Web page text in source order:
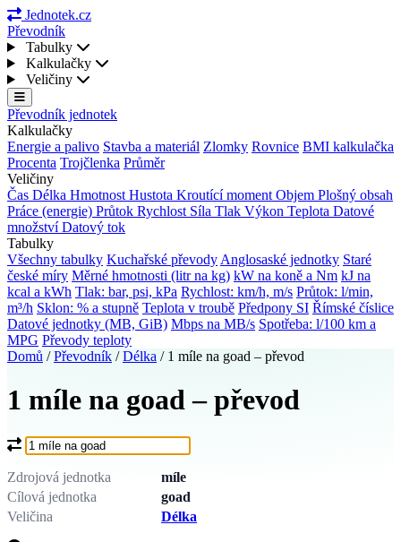
Jednotek.cz
Převodník
Tabulky
Kalkulačky
Veličiny
Převodník jednotek
Kalkulačky
Energie a palivo Stavba a materiál Zlomky Rovnice BMI kalkulačka
Procenta Trojčlenka Průměr
Veličiny
Čas Délka Hmotnost Hustota Kroutící moment Objem Plošný obsah
Práce (energie) Průtok Rychlost Síla Tlak Výkon Teplota Datové
množstvíDatový tok
Tabulky
Všechny tabulky Kuchařské převody Anglosaské jednotky Staré
české míry Měrné hmotnosti (litr na kg) kW na koně a Nm kJ na
kcal a kWh Tlak: bar, psi, kPa Rychlost: km/h, m/s Průtok: l/min,
m³/h Sklon: % a stupně Teplota v troubě Předpony SI Římské číslice
Datové jednotky (MB, GiB) Mbps na MB/s Spotřeba: l/100 km a
MPG Převody teploty
Domů / Převodník / Délka / 1 míle na goad – převod
1 míle na goad – převod
Co chcete převést?
Zdrojová jednotka
míle
Cílová jednotka
goad
Veličina
Délka